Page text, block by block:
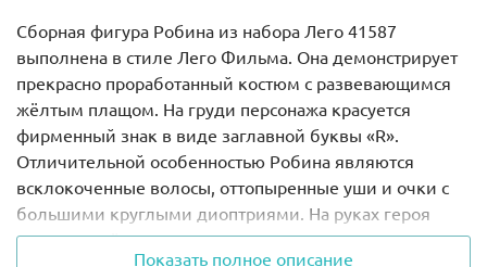
Сборная фигура Робина из набора Лего 41587
выполнена в стиле Лего Фильма. Она демонстрирует
прекрасно проработанный костюм с развевающимся
жёлтым плащом. На груди персонажа красуется
фирменный знак в виде заглавной буквы «R».
Отличительной особенностью Робина являются
всклокоченные волосы, оттопыренные уши и очки с
большими круглыми диоптриями. На руках героя
надеты зелёные перчатки, а на ногах – ярко-красные
Показать полное описание